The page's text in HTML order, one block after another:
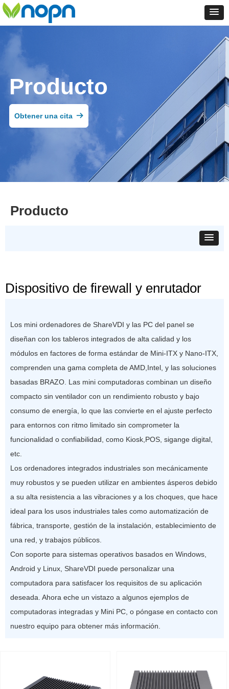
Los mini ordenadores de ShareVDI y las PC del panel se
diseñan con los tableros integrados de alta calidad y los
módulos en factores de forma estándar de Mini-ITX y Nano-ITX,
comprenden una gama completa de AMD,Intel, y las soluciones
basadas BRAZO. Las mini computadoras combinan un diseño
compacto sin ventilador con un rendimiento robusto y bajo
consumo de energía, lo que las convierte en el ajuste perfecto
para entornos con ritmo limitado sin comprometer la
funcionalidad o confiabilidad, como Kiosk,POS, sigange digital,
etc.
Los ordenadores integrados industriales son mecánicamente
muy robustos y se pueden utilizar en ambientes ásperos debido
a su alta resistencia a las vibraciones y a los choques, que hace
ideal para los usos industriales tales como automatización de
fábrica, transporte, gestión de la instalación, establecimiento de
una red, y trabajos públicos.
Con soporte para sistemas operativos basados en Windows,
Android y Linux, ShareVDI puede personalizar una
computadora para satisfacer los requisitos de su aplicación
deseada. Ahora eche un vistazo a algunos ejemplos de
computadoras integradas y Mini PC, o póngase en contacto con
nuestro equipo para obtener más información.
Dispositivo de firewall y enrutador
Producto
Obtener una cita 뀠
Producto